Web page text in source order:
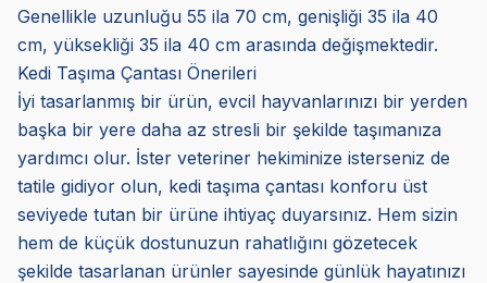
Genellikle uzunluğu 55 ila 70 cm, genişliği 35 ila 40
cm, yüksekliği 35 ila 40 cm arasında değişmektedir.
Kedi Taşıma Çantası Önerileri
İyi tasarlanmış bir ürün, evcil hayvanlarınızı bir yerden
başka bir yere daha az stresli bir şekilde taşımanıza
yardımcı olur. İster veteriner hekiminize isterseniz de
tatile gidiyor olun, kedi taşıma çantası konforu üst
seviyede tutan bir ürüne ihtiyaç duyarsınız. Hem sizin
hem de küçük dostunuzun rahatlığını gözetecek
şekilde tasarlanan ürünler sayesinde günlük hayatınızı